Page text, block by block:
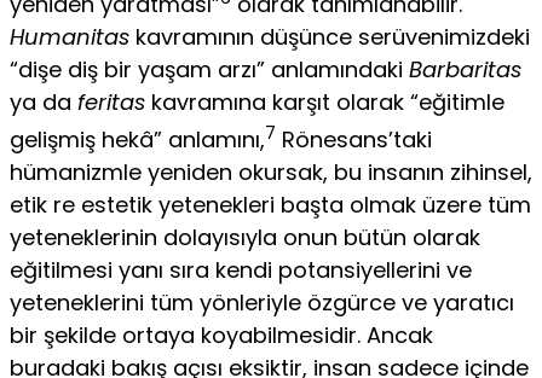
Humanitas kavramının düşünce serüvenimizdeki
“dişe diş bir yaşam arzı” anlamındaki Barbaritas
ya da feritas kavramına karşıt olarak “eğitimle
gelişmiş hekâ” anlamını,7 Rönesans’taki
hümanizmle yeniden okursak, bu insanın zihinsel,
etik re estetik yetenekleri başta olmak üzere tüm
yeteneklerinin dolayısıyla onun bütün olarak
eğitilmesi yanı sıra kendi potansiyellerini ve
yeteneklerini tüm yönleriyle öz­gürce ve yaratıcı
bir şekilde ortaya koyabilmesidir. Ancak
buradaki bakış açısı eksiktir, insan sadece içinde